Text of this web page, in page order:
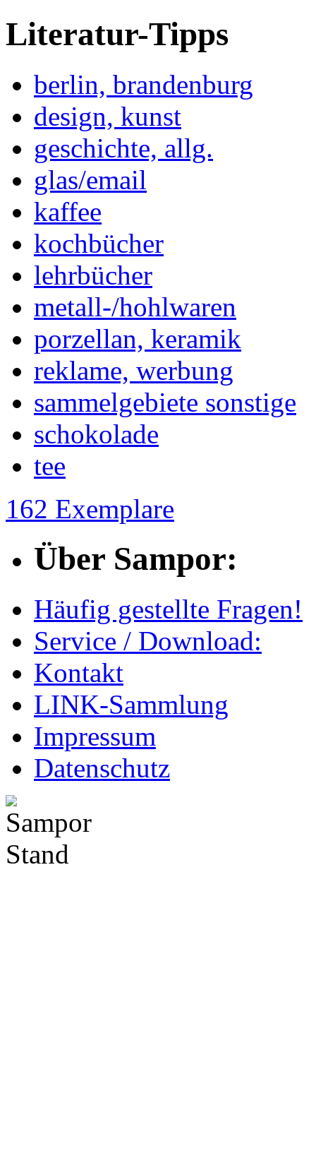
Literatur-Tipps
berlin, brandenburg
design, kunst
geschichte, allg.
glas/email
kaffee
kochbücher
lehrbücher
metall-/hohlwaren
porzellan, keramik
reklame, werbung
sammelgebiete sonstige
schokolade
tee
162 Exemplare
Über Sampor:
Häufig gestellte Fragen!
Service / Download:
Kontakt
LINK-Sammlung
Impressum
Datenschutz